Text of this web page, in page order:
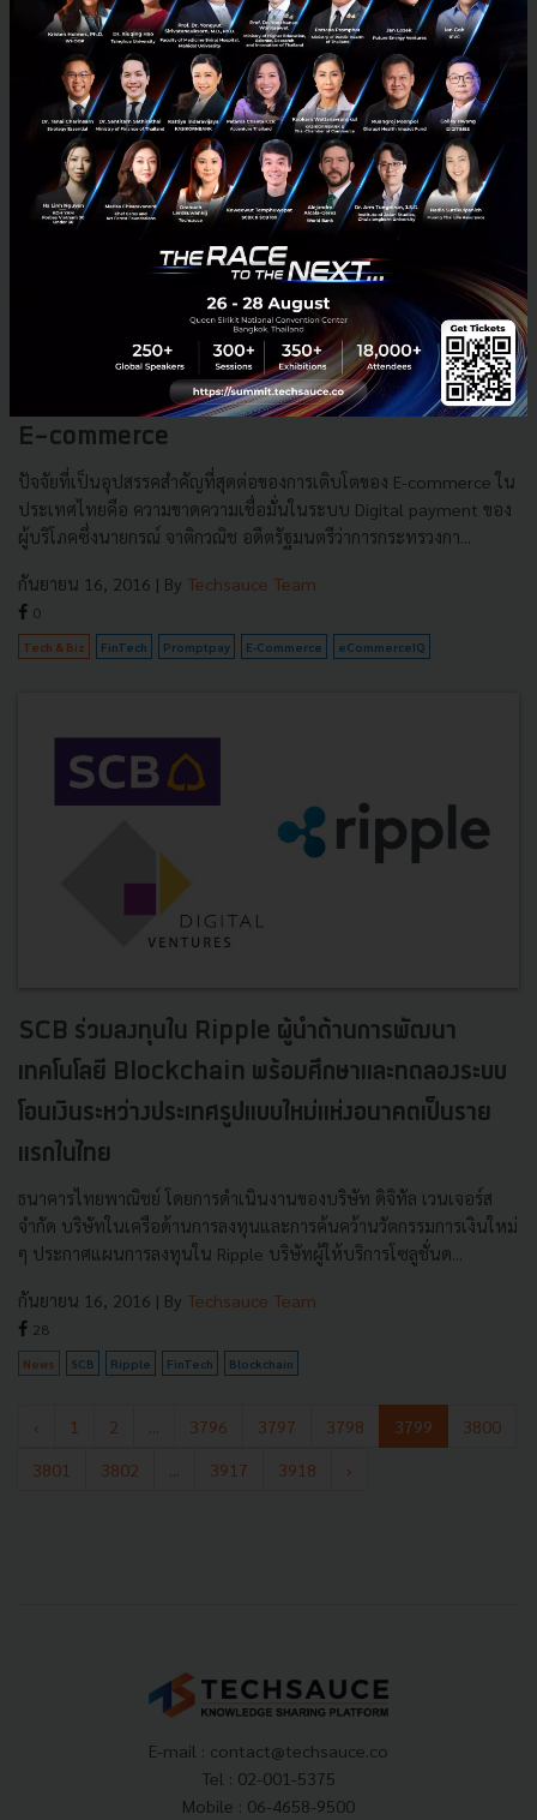
กรณ์ จาติกวณิช : ความเชื่อมั่นในระบบ Digital
Payment คือปัจจัยหลักสำคัญที่นำไปสู่การเติบโตของ
E-commerce
ปัจจัยที่เป็นอุปสรรคสำคัญที่สุดต่อของการเติบโตของ E-commerce ใน
ประเทศไทยคือ ความขาดความเชื่อมั่นในระบบ Digital payment ของ
ผู้บริโภคซึ่งนายกรณ์ จาติกวณิช อดีตรัฐมนตรีว่าการกระทรวงกา...
กันยายน 16, 2016 | By Techsauce Team
0
Tech & Biz FinTech Promptpay E-Commerce eCommerceIQ
SCB ร่วมลงทุนใน Ripple ผู้นำด้านการพัฒนา
เทคโนโลยี Blockchain พร้อมศึกษาและทดลองระบบ
โอนเงินระหว่างประเทศรูปแบบใหม่แห่งอนาคตเป็นราย
แรกในไทย
ธนาคารไทยพาณิชย์ โดยการดำเนินงานของบริษัท ดิจิทัล เวนเจอร์ส
จำกัด บริษัทในเครือด้านการลงทุนและการค้นคว้านวัตกรรมการเงินใหม่
ๆ ประกาศแผนการลงทุนใน Ripple บริษัทผู้ให้บริการโซลูชั่นด...
กันยายน 16, 2016 | By Techsauce Team
28
News SCB Ripple FinTech Blockchain
‹ 1 2 3796 3797 3798 3799
3800
3801
3802 3917 3918 ›
E-mail : contact@techsauce.co
Tel : 02-001-5375
Mobile : 06-4658-9500